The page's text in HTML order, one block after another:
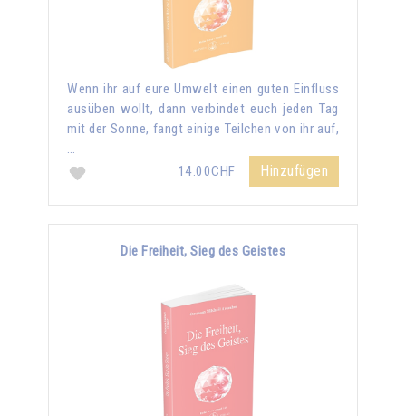
Wenn ihr auf eure Umwelt einen guten Einfluss
ausüben wollt, dann verbindet euch jeden Tag
mit der Sonne, fangt einige Teilchen von ihr auf,
14.00CHF
Hinzufügen
Die Freiheit, Sieg des Geistes